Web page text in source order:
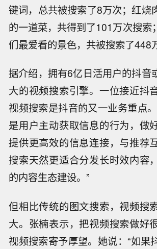
键词，总共被搜索了8万次；红烧
的一道菜，共得到了101万次搜索
们最爱看的景色，共被搜索了448
据介绍，拥有6亿日活用户的抖音
大的视频搜索引擎。一位接近抖
视频搜索是抖音的又一业务重点
是用户主动获取信息的行为，做
提供更高效的信息连接，与推荐
搜索天然更适合分发长时效内容
的内容生态建设。”
但相比传统的图文搜索，视频搜
大。张楠表示，把视频搜索做好
视频搜索寄予厚望。她说：“如果